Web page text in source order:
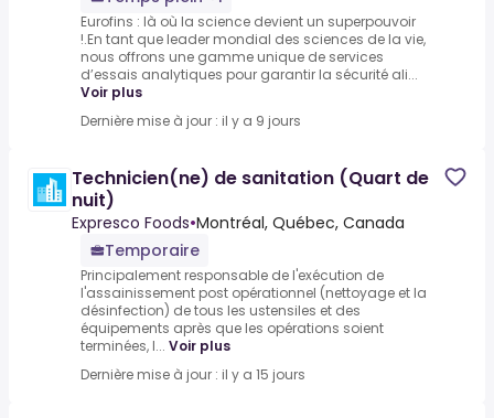
Eurofins : là où la science devient un superpouvoir
!.En tant que leader mondial des sciences de la vie,
nous offrons une gamme unique de services
d’essais analytiques pour garantir la sécurité ali...
Voir plus
Dernière mise à jour : il y a 9 jours
Technicien(ne) de sanitation (Quart de
nuit)
Expresco Foods•Montréal, Québec, Canada
Temporaire
Principalement responsable de l'exécution de
l'assainissement post opérationnel (nettoyage et la
désinfection) de tous les ustensiles et des
équipements après que les opérations soient
terminées, l... Voir plus
Dernière mise à jour : il y a 15 jours